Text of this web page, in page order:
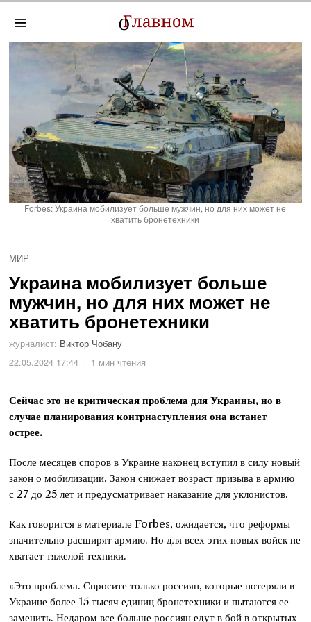
Forbes: Украина мобилизует больше мужчин, но для них может не
хватить бронетехники
МИР
Украина мобилизует больше
мужчин, но для них может не
хватить бронетехники
журналист: Виктор Чобану
22.05.2024 17:44
1 мин чтения
Сейчас это не критическая проблема для Украины, но в
случае планирования контрнаступления она встанет
острее.
После месяцев споров в Украине наконец вступил в силу новый
закон о мобилизации. Закон снижает возраст призыва в армию
с 27 до 25 лет и предусматривает наказание для уклонистов.
Как говорится в материале Forbes, ожидается, что реформы
значительно расширят армию. Но для всех этих новых войск не
хватает тяжелой техники.
«Это проблема. Спросите только россиян, которые потеряли в
Украине более 15 тысяч единиц бронетехники и пытаются ее
заменить. Недаром все больше россиян едут в бой в открытых